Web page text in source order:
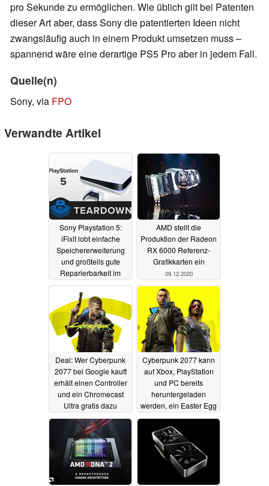
pro Sekunde zu ermöglichen. Wie üblich gilt bei Patenten
dieser Art aber, dass Sony die patentierten Ideen nicht
zwangsläufig auch in einem Produkt umsetzen muss –
spannend wäre eine derartige PS5 Pro aber in jedem Fall.
Quelle(n)
Sony, via FPO
Verwandte Artikel
Sony Playstation 5:
iFixit lobt einfache
Speichererweiterung
und großteils gute
Reparierbarkeit im
AMD stellt die
Produktion der Radeon
RX 6000 Referenz-
Grafikkarten ein
09.12.2020
Deal: Wer Cyberpunk
2077 bei Google kauft
erhält einen Controller
und ein Chromecast
Ultra gratis dazu
08.12.2020
Cyberpunk 2077 kann
auf Xbox, PlayStation
und PC bereits
heruntergeladen
werden, ein Easter Egg
begrüßt frühe Spieler
07.12.2020